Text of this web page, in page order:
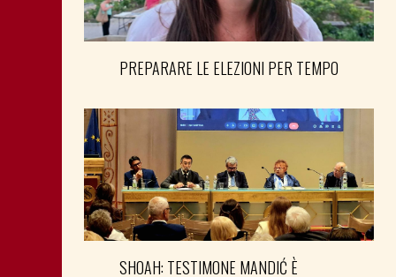
PREPARARE LE ELEZIONI PER TEMPO
SHOAH: TESTIMONE MANDIĆ È